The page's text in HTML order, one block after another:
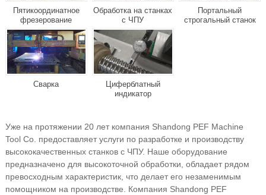
Пятикоординатное
фрезерование
Обработка на станках
с ЧПУ
Портальный
строгальный станок
Сварка
Циферблатный
индикатор
Уже на протяжении 20 лет компания Shandong PEF Machine
Tool Co. предоставляет услуги по разработке и производству
высококачественных станков с ЧПУ. Наше оборудование
предназначено для высокоточной обработки, обладает рядом
превосходным характеристик, что делает его незаменимым
помощником на производстве. Компания Shandong PEF